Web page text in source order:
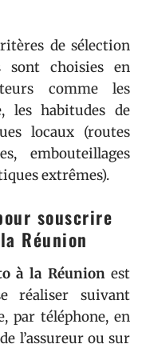
de sélection
sont choisies en
comme les
les habitudes de
locaux (routes
embouteillages
extrêmes).
souscrire
Réunion
à la Réunion est
réaliser suivant
par téléphone, en
l’assureur ou sur